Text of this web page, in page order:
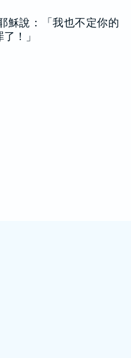
穌說：「我也不定你的
！」